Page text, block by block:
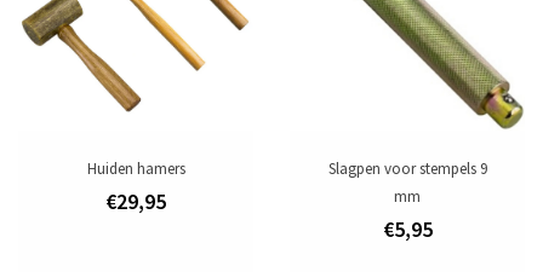
Huiden hamers
€29,95
Slagpen voor stempels 9
mm
€5,95